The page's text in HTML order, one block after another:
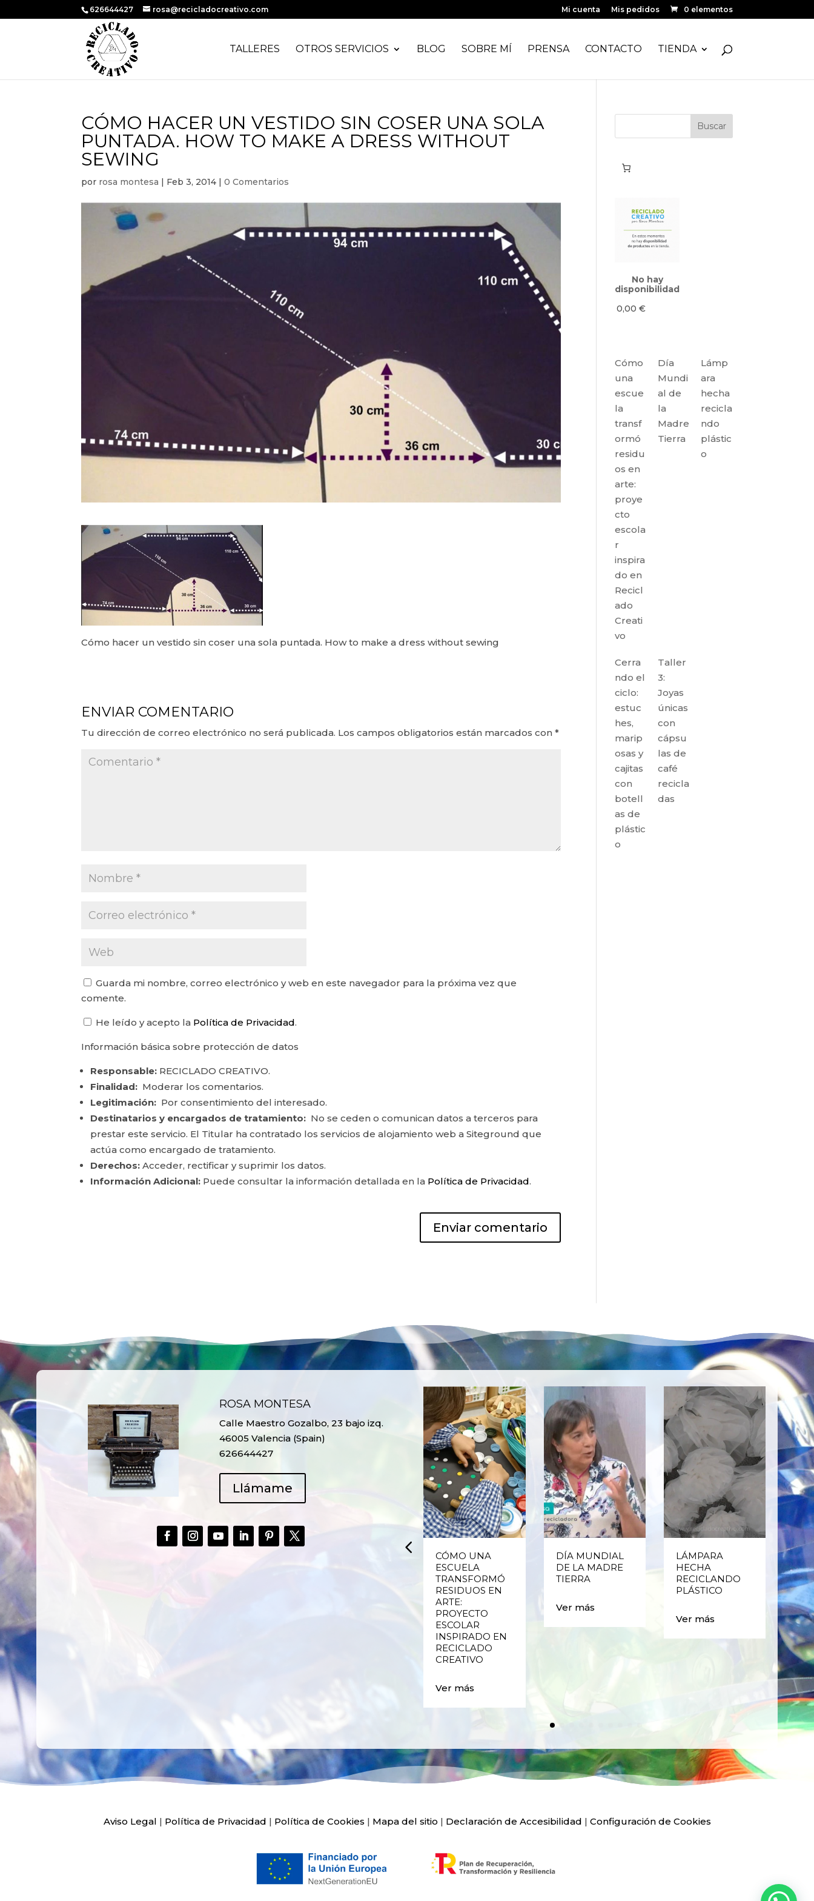
626644427 rosa@recicladocreativo.com Mi cuenta Mis pedidos 0 elementos
TALLERES OTROS SERVICIOS BLOG SOBRE MÍ PRENSA CONTACTO TIENDA
CÓMO HACER UN VESTIDO SIN COSER UNA SOLA
PUNTADA. HOW TO MAKE A DRESS WITHOUT
SEWING
por rosa montesa | Feb 3, 2014 |0 Comentarios
Cómo hacer un vestido sin coser una sola puntada. How to make a dress without sewing
ENVIAR COMENTARIO
Tu dirección de correo electrónico no será publicada. Los campos obligatorios están marcados con*
Guarda mi nombre, correo electrónico y web en este navegador para la próxima vez que
comente.
He leído y acepto la Política de Privacidad.
Información básica sobre protección de datos
Responsable: RECICLADO CREATIVO.
Finalidad: Moderar los comentarios.
Legitimación: Por consentimiento del interesado.
Destinatarios y encargados de tratamiento: No se ceden o comunican datos a terceros para
prestar este servicio. El Titular ha contratado los servicios de alojamiento web a Siteground que
actúa como encargado de tratamiento.
Derechos: Acceder, rectificar y suprimir los datos.
Información Adicional: Puede consultar la información detallada en la Política de Privacidad.
No hay
disponibilidad
0,00€
Cómo
una
escue
la
transf
ormó
residu
os en
arte:
proye
cto
escola
r
inspira
do en
Recicl
ado
Creati
vo
Día
Mundi
al de
la
Madre
Tierra
Lámp
ara
hecha
recicla
ndo
plástic
o
Cerra
ndo el
ciclo:
estuc
hes,
marip
osas y
cajitas
con
botell
as de
plástic
o
Taller
3:
Joyas
únicas
con
cápsu
las de
café
recicla
das
ROSA MONTESA
Calle Maestro Gozalbo, 23 bajo izq.
46005 Valencia (Spain)
626644427
Llámame
RECICLADO EN
CÓMO UNA
ESCUELA
TRANSFORMÓ
RESIDUOS EN
ARTE:
PROYECTO
ESCOLAR
INSPIRADO EN
RECICLADO
CREATIVO
Ver más
DÍA MUNDIAL
DE LA MADRE
TIERRA
Ver más
LÁMPARA
HECHA
RECICLANDO
PLÁSTICO
Ver más
Aviso Legal | Política de Privacidad | Política de Cookies | Mapa del sitio | Declaración de Accesibilidad | Configuración de Cookies